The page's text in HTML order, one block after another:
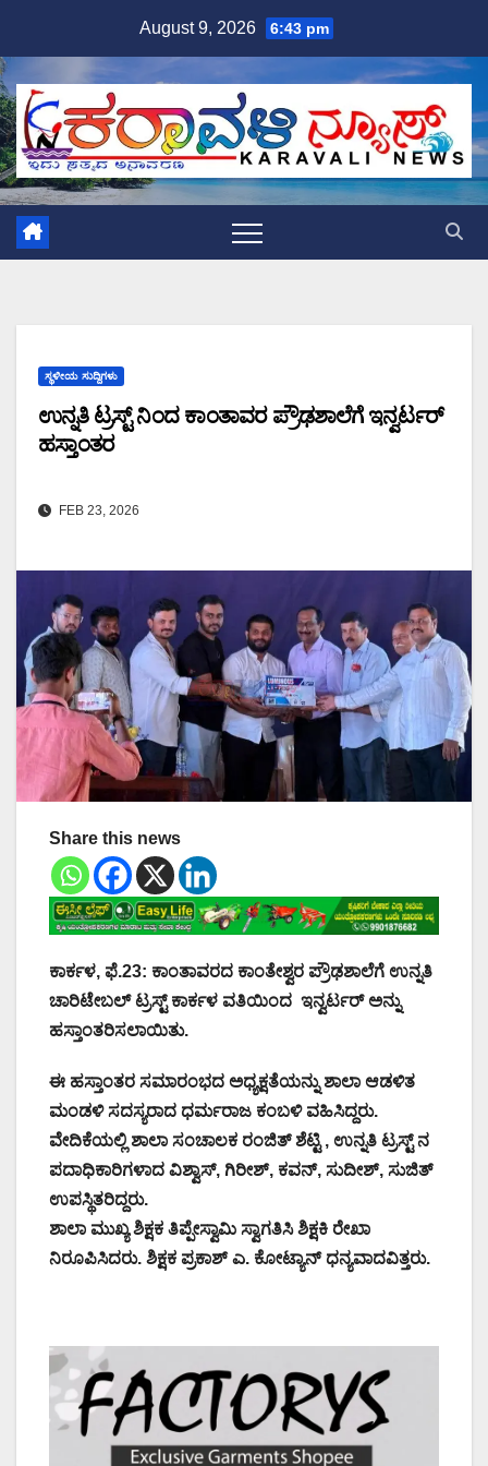
content
August 9, 2026 6:43 pm
ಸ್ಥಳೀಯ ಸುದ್ದಿಗಳು
ಉನ್ನತಿ ಟ್ರಸ್ಟ್ ನಿಂದ ಕಾಂತಾವರ ಪ್ರೌಢಶಾಲೆಗೆ ಇನ್ವರ್ಟರ್
ಹಸ್ತಾಂತರ
FEB 23, 2026
Share this news
ಕಾರ್ಕಳ, ಫೆ.23: ಕಾಂತಾವರದ ಕಾಂತೇಶ್ವರ ಪ್ರೌಢಶಾಲೆಗೆ ಉನ್ನತಿ
ಚಾರಿಟೇಬಲ್ ಟ್ರಸ್ಟ್ ಕಾರ್ಕಳ ವತಿಯಿಂದ ಇನ್ವರ್ಟರ್ ಅನ್ನು
ಹಸ್ತಾಂತರಿಸಲಾಯಿತು.
ಈ ಹಸ್ತಾಂತರ ಸಮಾರಂಭದ ಅಧ್ಯಕ್ಷತೆಯನ್ನು ಶಾಲಾ ಆಡಳಿತ
ಮಂಡಳಿ ಸದಸ್ಯರಾದ ಧರ್ಮರಾಜ ಕಂಬಳಿ ವಹಿಸಿದ್ದರು.
ವೇದಿಕೆಯಲ್ಲಿ ಶಾಲಾ ಸಂಚಾಲಕ ರಂಜಿತ್ ಶೆಟ್ಟಿ , ಉನ್ನತಿ ಟ್ರಸ್ಟ್ ನ
ಪದಾಧಿಕಾರಿಗಳಾದ ವಿಶ್ವಾಸ್, ಗಿರೀಶ್, ಕವನ್, ಸುದೀಶ್, ಸುಜಿತ್
ಉಪಸ್ಥಿತರಿದ್ದರು.
ಶಾಲಾ ಮುಖ್ಯ ಶಿಕ್ಷಕ ತಿಪ್ಪೇಸ್ವಾಮಿ ಸ್ವಾಗತಿಸಿ ಶಿಕ್ಷಕಿ ರೇಖಾ
ನಿರೂಪಿಸಿದರು. ಶಿಕ್ಷಕ ಪ್ರಕಾಶ್ ಎ. ಕೋಟ್ಯಾನ್ ಧನ್ಯವಾದವಿತ್ತರು.